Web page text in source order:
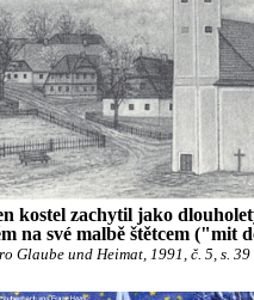
kostel zachytil jako
na své malbě štětcem ("mit
Glaube und Heimat, 1991, č. 5, s. 39